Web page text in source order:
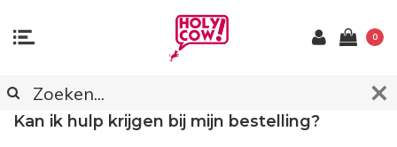
0
KLANTENSERVICE
Kan ik hulp krijgen bij mijn bestelling?